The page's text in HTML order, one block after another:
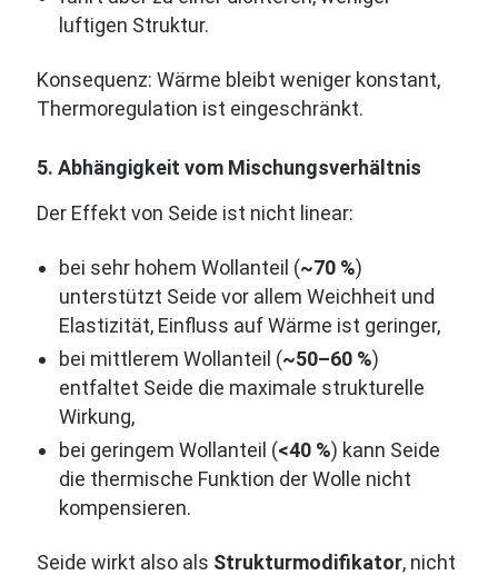
luftigen Struktur.
Konsequenz: Wärme bleibt weniger konstant,
Thermoregulation ist eingeschränkt.
5. Abhängigkeit vom Mischungsverhältnis
Der Effekt von Seide ist nicht linear:
bei sehr hohem Wollanteil (~70 %)
unterstützt Seide vor allem Weichheit und
Elastizität, Einfluss auf Wärme ist geringer,
bei mittlerem Wollanteil (~50–60 %)
entfaltet Seide die maximale strukturelle
Wirkung,
bei geringem Wollanteil (<40 %) kann Seide
die thermische Funktion der Wolle nicht
kompensieren.
Seide wirkt also als Strukturmodifikator, nicht